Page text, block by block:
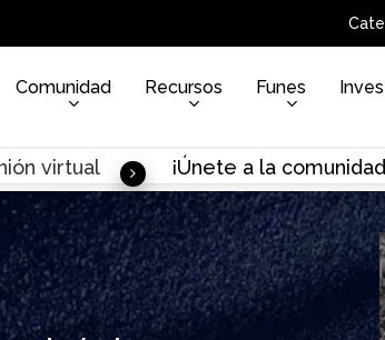
Comunidad Recursos Funes
virtual ¡Únete a la